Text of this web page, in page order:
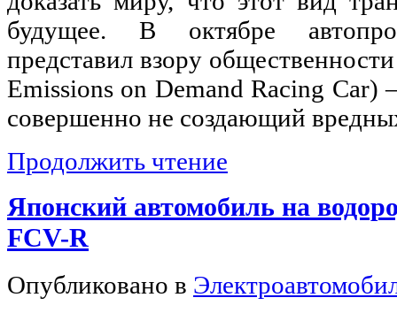
будущее. В октябре
представил взору
Emissions on Demand Racing Car)
совершенно не создающий
Продолжить чтение
Японский автомобиль на
FCV-R
Опубликовано в